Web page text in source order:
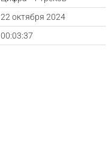
22 октября 2024
00:03:37